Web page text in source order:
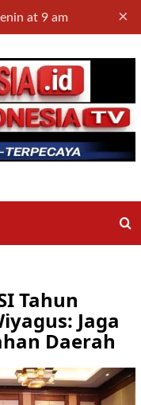
at 9 am ×
Tahun
Jaga
Daerah